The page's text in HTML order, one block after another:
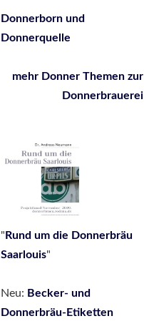
Donnerborn und
Donnerquelle
mehr Donner Themen zur
Donnerbrauerei
" Rund um die Donnerbräu
Saarlouis"
Neu: Becker- und
Donnerbräu-Etiketten